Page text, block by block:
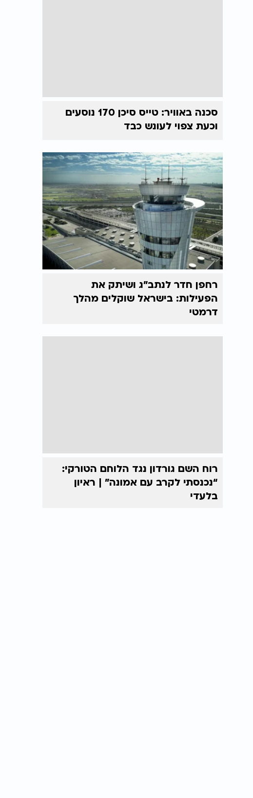
סכנה באוויר: טייס סיכן 170 נוסעים
וכעת צפוי לעונש כבד
רחפן חדר לנתב"ג ושיתק את
הפעילות: בישראל שוקלים מהלך
דרמטי
רוח השם גורדון נגד הלוחם הטורקי:
“נכנסתי לקרב עם אמונה” | ראיון
בלעדי